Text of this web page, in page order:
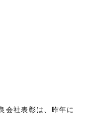
会社表彰は、昨年に